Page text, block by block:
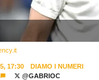
17:30
DIAMO I NUMERI
@GABRIOC